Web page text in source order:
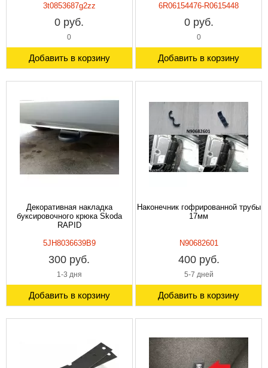
3t0853687g2zz
0 руб.
0
Добавить в корзину
6R06154476-R0615448
0 руб.
0
Добавить в корзину
Декоративная накладка
буксировочного крюка Skoda
RAPID
5JH8036639B9
300 руб.
1-3 дня
Добавить в корзину
Наконечник гофрированной трубы
17мм
N90682601
400 руб.
5-7 дней
Добавить в корзину